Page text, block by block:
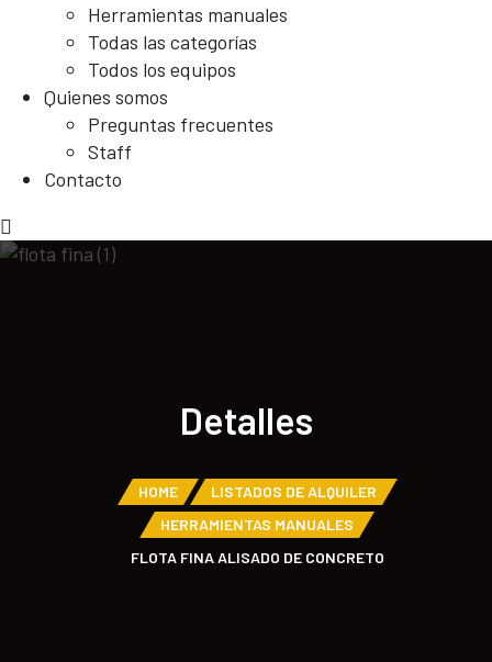
Herramientas manuales
Todas las categorías
Todos los equipos
Quienes somos
Preguntas frecuentes
Staff
Contacto
Detalles
HOME
LISTADOS DE ALQUILER
HERRAMIENTAS MANUALES
FLOTA FINA ALISADO DE CONCRETO